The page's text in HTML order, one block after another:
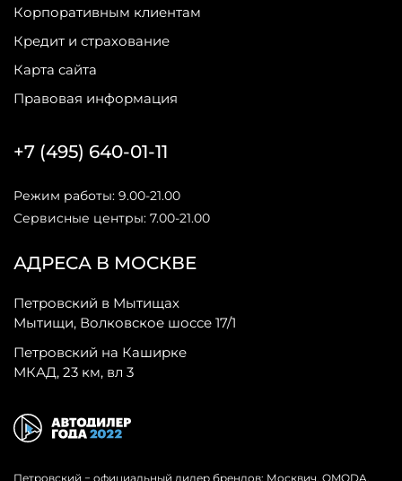
Корпоративным клиентам
Кредит и страхование
Карта сайта
Правовая информация
АДРЕСА В МОСКВЕ
Петровский в Мытищах
Мытищи, Волковское шоссе 17/1
Петровский на Каширке
МКАД, 23 км, вл 3
+7 (495) 640-01-11
Режим работы: 9.00-21.00
Сервисные центры: 7.00-21.00
Петровский − официальный дилер брендов: Москвич, OMODA,